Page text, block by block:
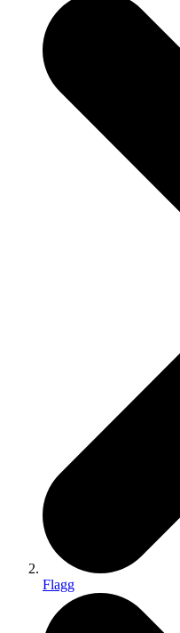
Flagg